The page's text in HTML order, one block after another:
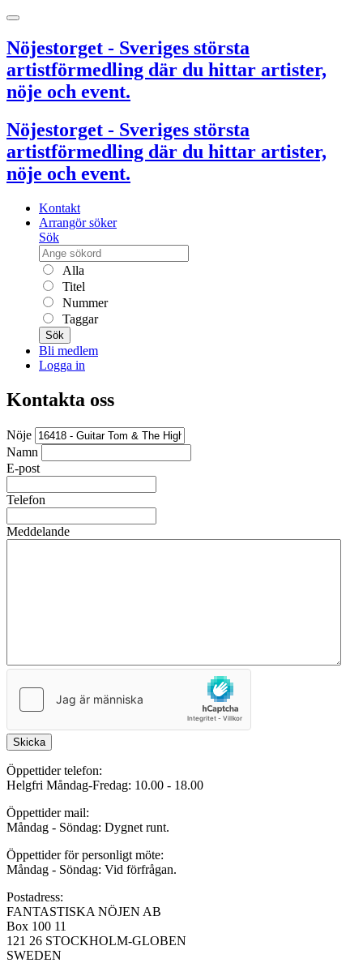
Nöjestorget - Sveriges största
artistförmedling där du hittar artister,
nöje och event.
Nöjestorget - Sveriges största
artistförmedling där du hittar artister,
nöje och event.
Kontakt
Arrangör söker
Sök
Alla
Titel
Nummer
Taggar
Sök
Bli medlem
Logga in
Kontakta oss
Nöje
Namn
E-post
Telefon
Meddelande
Skicka
Öppettider telefon:
Helgfri Måndag-Fredag: 10.00 - 18.00
Öppettider mail:
Måndag - Söndag: Dygnet runt.
Öppettider för personligt möte:
Måndag - Söndag: Vid förfrågan.
Postadress:
FANTASTISKA NÖJEN AB
Box 100 11
121 26 STOCKHOLM-GLOBEN
SWEDEN